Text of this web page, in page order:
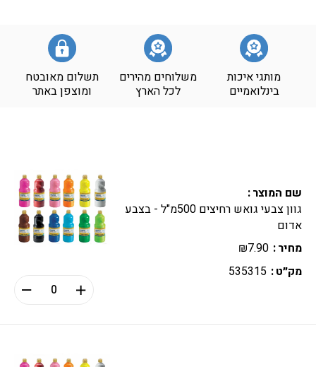
מותגי איכות
בינלואמיים
משלוחים מהירים
לכל הארץ
תשלום מאובטח
ומוצפן באתר
שם המוצר
גוון צבעי גואש רחיצים 500מ"ל - בצבע
אדום
מחיר
₪7.90
מק״ט 535315